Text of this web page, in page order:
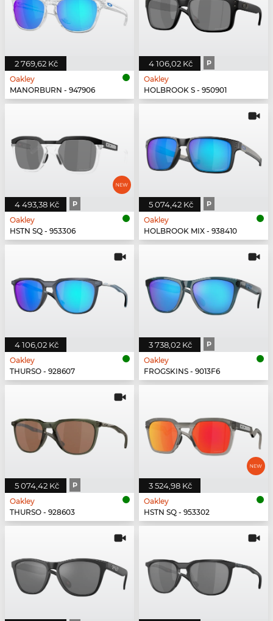
2 769,62 Kč
Oakley
MANORBURN - 947906
4 106,02 Kč P
Oakley
HOLBROOK S - 950901
4 493,38 Kč P
Oakley
HSTN SQ - 953306
5 074,42 Kč P
Oakley
HOLBROOK MIX - 938410
4 106,02 Kč
Oakley
THURSO - 928607
3 738,02 Kč P
Oakley
FROGSKINS - 9013F6
5 074,42 Kč P
Oakley
THURSO - 928603
3 524,98 Kč
Oakley
HSTN SQ - 953302